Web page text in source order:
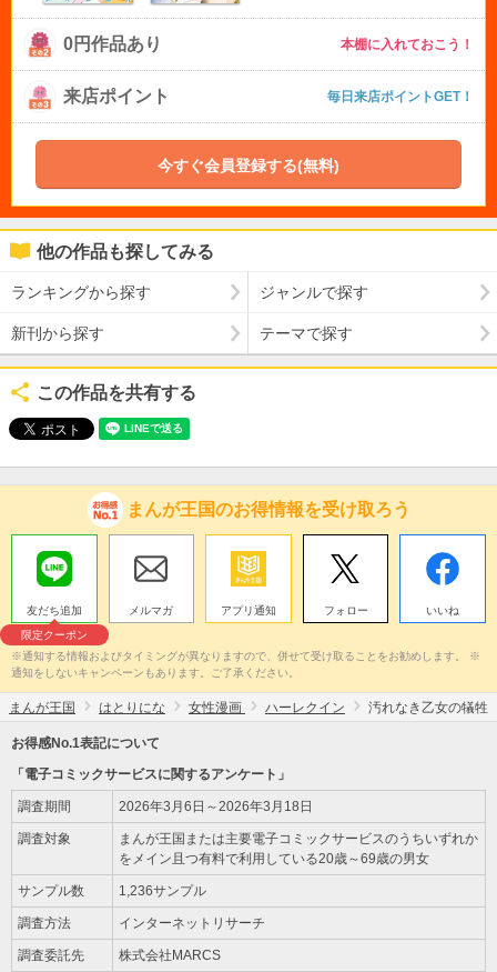
0円作品あり 本棚に入れておこう！
来店ポイント 毎日来店ポイントGET！
今すぐ会員登録する(無料)
他の作品も探してみる
ランキングから探す ジャンルで探す
新刊から探す テーマで探す
この作品を共有する
まんが王国のお得情報を受け取ろう
友だち追加
限定クーポン
メルマガ アプリ通知 フォロー いいね
※通知する情報およびタイミングが異なりますので、併せて受け取ることをお勧めします。 ※
通知をしないキャンペーンもあります。ご了承ください。
まんが王国 はとりにな 女性漫画 ハーレクイン 汚れなき乙女の犠牲
お得感No.1表記について
「電子コミックサービスに関するアンケート」
調査期間 2026年3月6日～2026年3月18日
調査対象
まんが王国または主要電子コミックサービスのうちいずれか
をメイン且つ有料で利用している20歳～69歳の男女
サンプル数 1,236サンプル
調査方法 インターネットリサーチ
調査委託先 株式会社MARCS